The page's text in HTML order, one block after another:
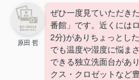
原田 哲
ぜひ一度見ていただき
番館」です。近くには
2分)がありちょっとし
でも温度や湿度に悩ま
できる独立洗面台があ
クス・クロゼットなど